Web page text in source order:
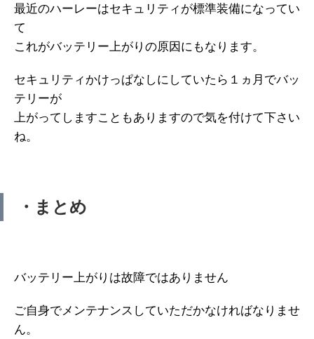
最近のハーレーはセキュリティが標準装備になってい
て
これがバッテリー上がりの原因にもなります。
セキュリティかけっぱなしにしていたら１ヵ月でバッ
テリーが
上がってしますこともありますので気を付けて下さい
ね。
・まとめ
バッテリー上がりは故障ではありません
ご自身でメンテナンスしていただかなければなりませ
ん。